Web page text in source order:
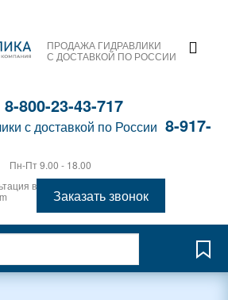
ПРОДАЖА ГИДРАВЛИКИ
С ДОСТАВКОЙ ПО РОССИИ
8-800-23-43-717
8-917-
Пн-Пт 9.00 - 18.00
в
Заказать звонок